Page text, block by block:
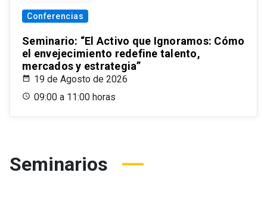
Conferencias
Seminario: “El Activo que Ignoramos: Cómo
el envejecimiento redefine talento,
mercados y estrategia”
19 de Agosto de 2026
09:00 a 11:00 horas
Seminarios